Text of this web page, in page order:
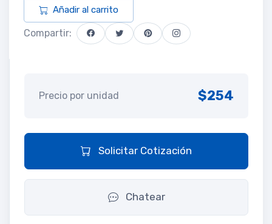
Añadir al carrito
Compartir:
Precio por unidad $254
Solicitar Cotización
Chatear